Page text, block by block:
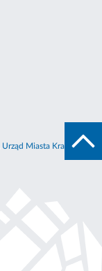
Urząd Miasta Krakowa